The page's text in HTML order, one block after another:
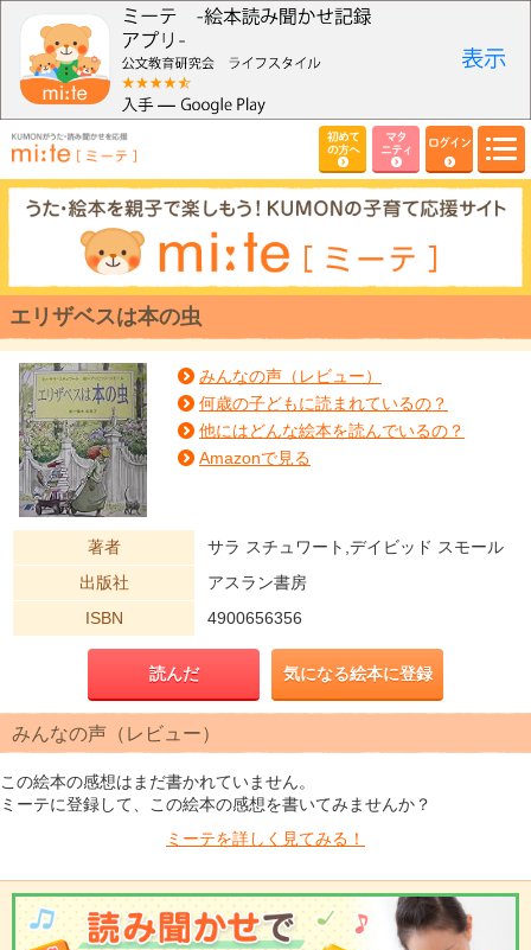
初めて
の方へ
マタ
ニティ
ログイン
エリザベスは本の虫
みんなの声（レビュー）
何歳の子どもに読まれているの？
他にはどんな絵本を読んでいるの？
Amazonで見る
著者
サラ スチュワート,デイビッド スモール
出版社
アスラン書房
ISBN
4900656356
読んだ 気になる絵本に登録
みんなの声（レビュー）
この絵本の感想はまだ書かれていません。
ミーテに登録して、この絵本の感想を書いてみませんか？
ミーテを詳しく見てみる！